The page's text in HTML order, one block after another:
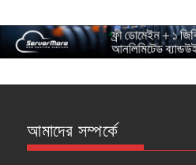
আমাদের সম্পর্কে